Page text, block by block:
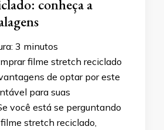
conheça a
3 minutos
filme stretch reciclado
de optar por este
para suas
você está se perguntando
stretch reciclado,